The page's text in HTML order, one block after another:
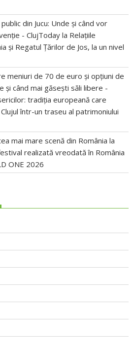
din Jucu: Unde și când vor
- ClujToday la Relațiile
și Regatul Țărilor de Jos, la un nivel
meniuri de 70 de euro și opțiuni de
și când mai găsești săli libere -
tradiția europeană care
într-un traseu al patrimoniului
mai mare scenă din România la
realizată vreodată în România
ONE 2026